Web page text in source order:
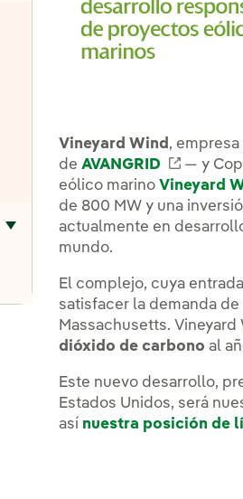
Alternar el submenú para
Vineyard Wind ,
deAVANGRID Enlace
— y
eólico marinoVineyard
de 800 MW y una
actualmente en
mundo.
El complejo, cuya
satisfacer la demanda
Massachusetts. Vineyard
dióxido de carbono al
Este nuevo desarrollo,
Estados Unidos, será
así nuestra posición de